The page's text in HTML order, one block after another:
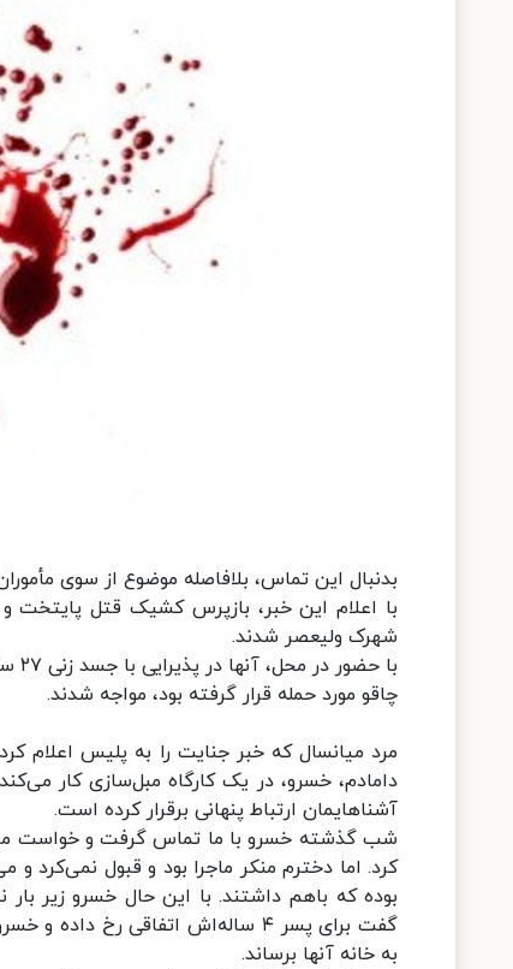
بدنبال این تماس، بلافاصله موضوع از سوی مأموران کلانتری ۱۵۳ شهرک ولیعصر به بازپرس
با اعلام این خبر، بازپرس کشیک قتل پایتخت
شهرک ولیعصر شدند.
چاقو مورد حمله قرار گرفته بود، مواجه شدند.
مرد میانسال که خبر جنایت را به پلیس اعلام
دامادم، خسرو، در یک کارگاه مبل‌سازی کار
آشناهایمان ارتباط پنهانی برقرار کرده است.
شب گذشته خسرو با ما تماس گرفت و خواست من
کرد. اما دخترم منکر ماجرا بود و قبول نمی‌کرد
بوده که باهم داشتند. با این حال خسرو زیر
گفت برای پسر ۴ ساله‌اش اتفاقی
به خانه آنها برساند.